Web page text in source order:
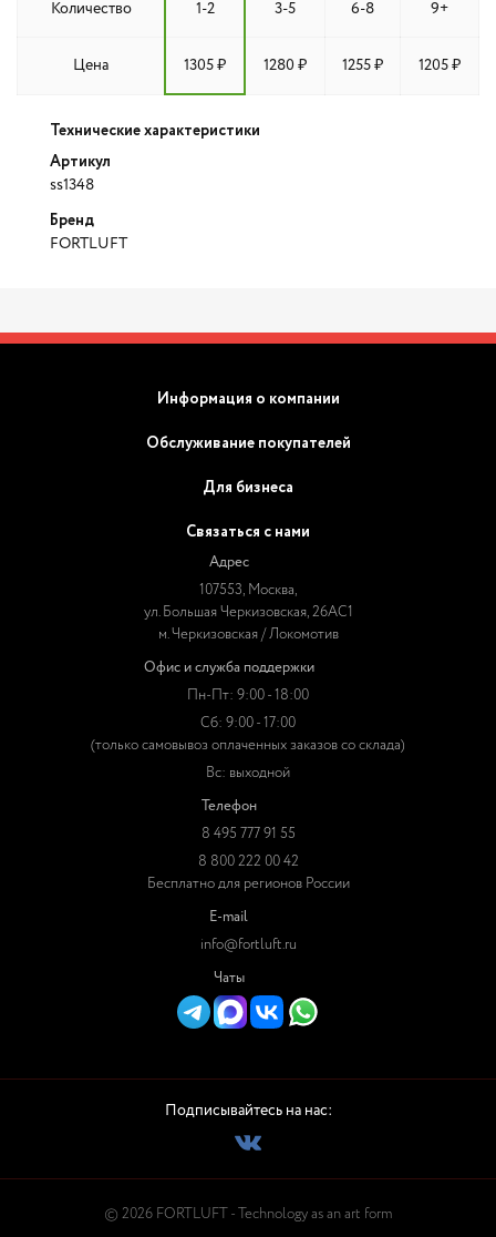
Количество 1-2 3-5 6-8 9+
Цена 1305 ₽ 1280 ₽ 1255 ₽ 1205 ₽
Технические характеристики
Артикул
ss1348
Бренд
FORTLUFT
Информация о компании
Обслуживание покупателей
Для бизнеса
Связаться с нами
Адрес
107553, Москва,
ул. Большая Черкизовская, 26АС1
м. Черкизовская / Локомотив
Офис и служба поддержки
Пн-Пт: 9:00 - 18:00
Сб: 9:00 - 17:00
(только самовывоз оплаченных заказов со склада)
Вс: выходной
Телефон
8 495 777 91 55
8 800 222 00 42
Бесплатно для регионов России
E-mail
info@fortluft.ru
Чаты
Подписывайтесь на нас:
© 2026 FORTLUFT - Technology as an art form